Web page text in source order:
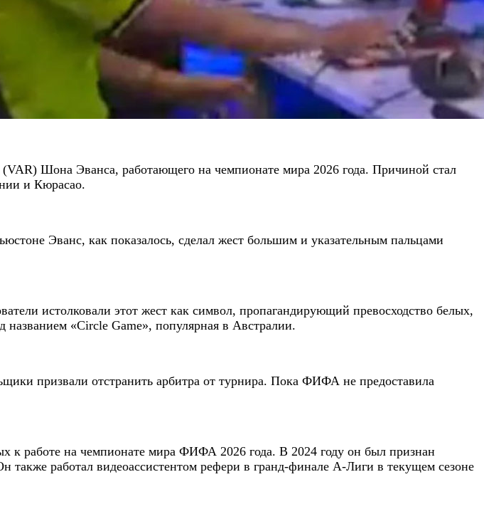
Шона Эванса, работающего на чемпионате мира 2026 года. Причиной стал
и Кюрасао.
Эванс, как показалось, сделал жест большим и указательным пальцами
истолковали этот жест как символ, пропагандирующий превосходство белых,
«Circle Game», популярная в Австралии.
призвали отстранить арбитра от турнира. Пока ФИФА не предоставила
к работе на чемпионате мира ФИФА 2026 года. В 2024 году он был признан
работал видеоассистентом рефери в гранд-финале A-Лиги в текущем сезоне